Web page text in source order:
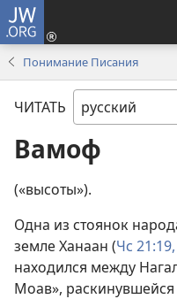
JW.ORG
Понимание Писания
ЧИТАТЬ
Вамоф
(«высоты»).
Одна из стоянок
земле Ханаан (Чс
находился между
Моав»,